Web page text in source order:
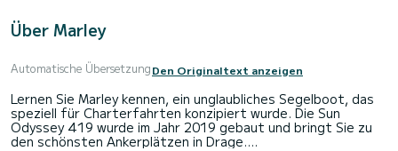
Über Marley
Automatische ÜbersetzungDen Originaltext anzeigen
Lernen Sie Marley kennen, ein unglaubliches Segelboot, das
speziell für Charterfahrten konzipiert wurde. Die Sun
Odyssey 419 wurde im Jahr 2019 gebaut und bringt Sie zu
den schönsten Ankerplätzen in Drage.